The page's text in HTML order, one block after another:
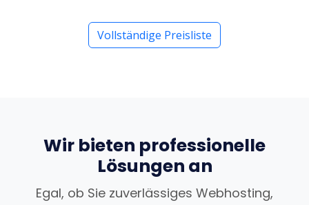
Vollständige Preisliste
Wir bieten professionelle
Lösungen an
Egal, ob Sie zuverlässiges Webhosting,